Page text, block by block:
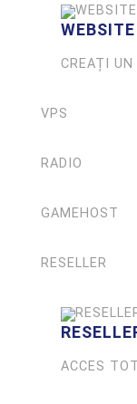
CREAȚI
VPS
RADIO
GAMEHOST
RESELLER
ACCES